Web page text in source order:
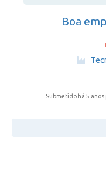
Boa
Submetido há 5 anos